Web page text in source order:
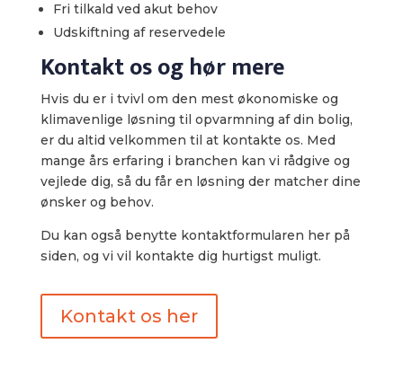
Fri tilkald ved akut behov
Udskiftning af reservedele​
Kontakt os og hør mere
Hvis du er i tvivl om den mest økonomiske og
klimavenlige løsning til opvarmning af din bolig,
er du altid velkommen til at kontakte os. Med
mange års erfaring i branchen kan vi rådgive og
vejlede dig, så du får en løsning der matcher dine
ønsker og behov.
Du kan også benytte kontaktformularen her på
siden, og vi vil kontakte dig hurtigst muligt.
Kontakt os her